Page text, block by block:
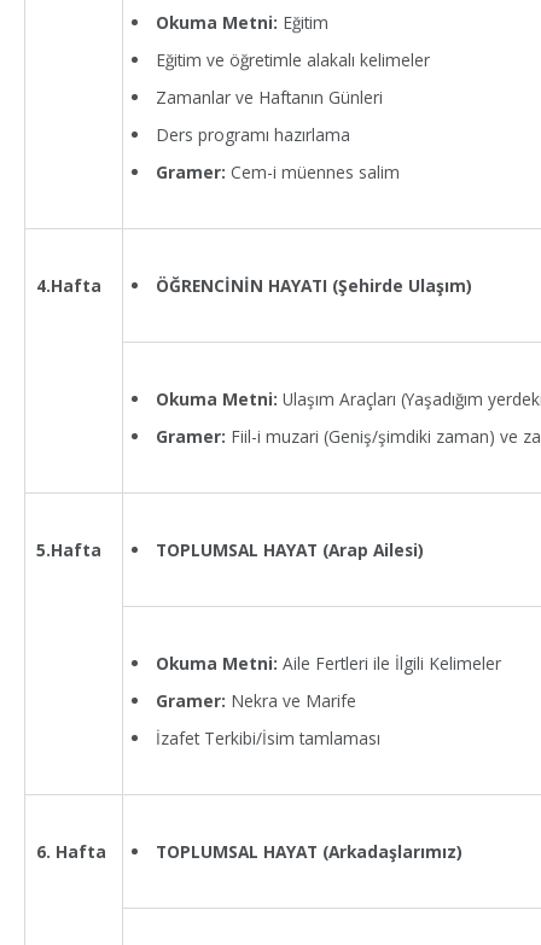
Okuma Metni: Eğitim
Eğitim ve öğretimle alakalı kelimeler
Zamanlar ve Haftanın Günleri
Ders programı hazırlama
Gramer: Cem-i müennes salim
4.Hafta ÖĞRENCİNİN HAYATI (Şehirde Ulaşım)
Okuma Metni: Ulaşım Araçları (Yaşadığım
Gramer: Fiil-i muzari (Geniş/şimdiki zaman) ve
5.Hafta TOPLUMSAL HAYAT (Arap Ailesi)
Okuma Metni: Aile Fertleri ile İlgili Kelimeler
Gramer: Nekra ve Marife
İzafet Terkibi/İsim tamlaması
6. Hafta TOPLUMSAL HAYAT (Arkadaşlarımız)